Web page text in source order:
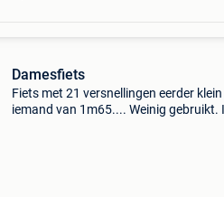
Damesfiets
Fiets met 21 versnellingen eerder
iemand van 1m65.... Weinig gebruikt.